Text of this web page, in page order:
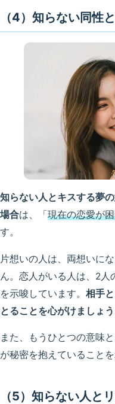
（4）知らない同性
知らない人とキスする夢
場合は、「現在の恋愛が
す。
片想いの人は、両想いに
ん。恋人がいる人は、2人
を示唆しています。 相手
とることを心がけましょう
また、もうひとつの意味
が秘密を抱えていること
（5）知らない人と